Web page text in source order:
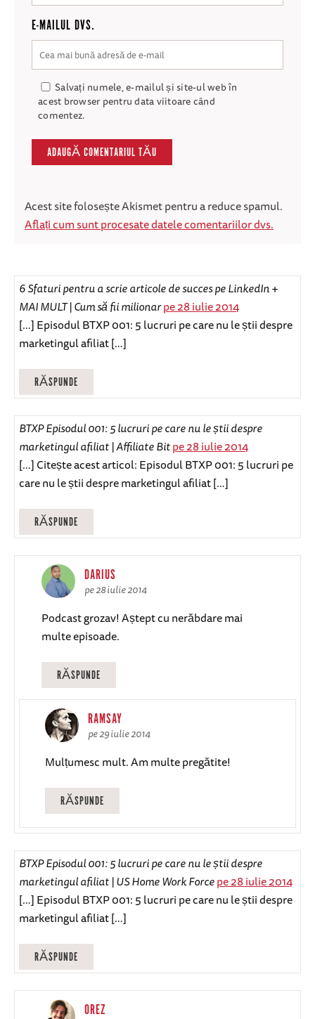
E-MAILUL DVS.
Salvați numele, e-mailul și site-ul web în
acest browser pentru data viitoare când
comentez.
Acest site folosește Akismet pentru a reduce spamul.
Aflați cum sunt procesate datele comentariilor dvs.
6 Sfaturi pentru a scrie articole de succes pe LinkedIn +
MAI MULT | Cum să fii milionarpe 28 iulie 2014
[…] Episodul BTXP 001: 5 lucruri pe care nu le știi despre
marketingul afiliat […]
RĂSPUNDE
BTXP Episodul 001: 5 lucruri pe care nu le știi despre
marketingul afiliat | Affiliate Bitpe 28 iulie 2014
[…] Citește acest articol: Episodul BTXP 001: 5 lucruri pe
care nu le știi despre marketingul afiliat […]
RĂSPUNDE
DARIUS
pe 28 iulie 2014
Podcast grozav! Aștept cu nerăbdare mai
multe episoade.
RĂSPUNDE
RAMSAY
pe 29 iulie 2014
Mulțumesc mult. Am multe pregătite!
RĂSPUNDE
BTXP Episodul 001: 5 lucruri pe care nu le știi despre
marketingul afiliat | US Home Work Forcepe 28 iulie 2014
[…] Episodul BTXP 001: 5 lucruri pe care nu le știi despre
marketingul afiliat […]
RĂSPUNDE
OREZ